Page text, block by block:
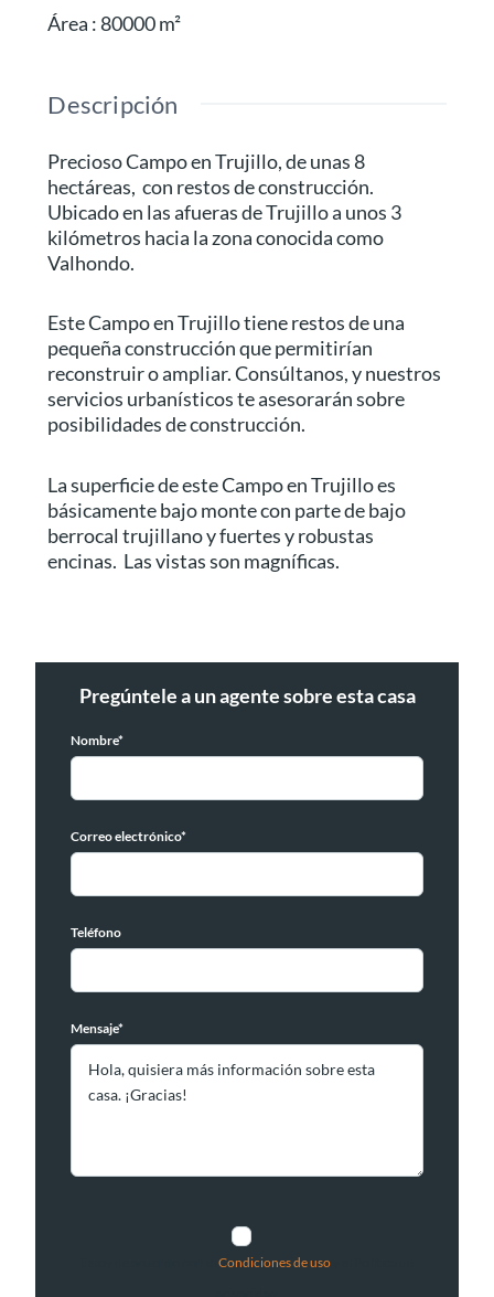
Área : 80000m²
Descripción
Precioso Campo en Trujillo, de unas 8
hectáreas, con restos de construcción.
Ubicado en las afueras de Trujillo a unos 3
kilómetros hacia la zona conocida como
Valhondo.
Este Campo en Trujillo tiene restos de una
pequeña construcción que permitirían
reconstruir o ampliar. Consúltanos, y nuestros
servicios urbanísticos te asesorarán sobre
posibilidades de construcción.
La superficie de este Campo en Trujillo es
básicamente bajo monte con parte de bajo
berrocal trujillano y fuertes y robustas
encinas. Las vistas son magníficas.
Pregúntele a un agente sobre esta casa
Nombre*
Correo electrónico*
Teléfono
Mensaje*
Condiciones de uso